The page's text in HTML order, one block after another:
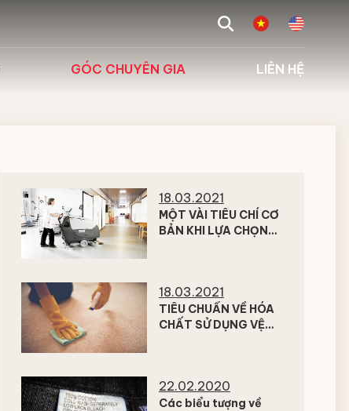
search
GÓC CHUYÊN GIA
LIÊN HỆ
18.03.2021
MỘT VÀI TIÊU CHÍ CƠ
BẢN KHI LỰA CHỌN
18.03.2021
TIÊU CHUẨN VỀ HÓA
CHẤT SỬ DỤNG VỆ
22.02.2020
Các biểu tượng về